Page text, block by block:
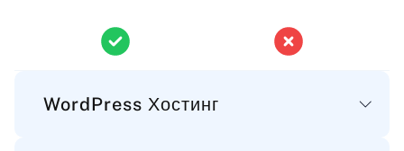
WordPress Хостинг